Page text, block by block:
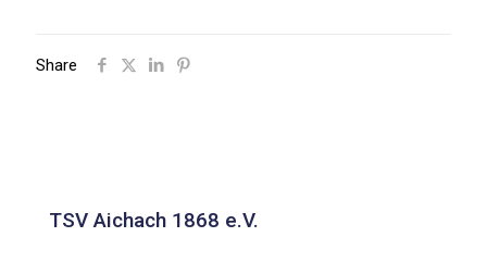
Share
TSV Aichach 1868 e.V.